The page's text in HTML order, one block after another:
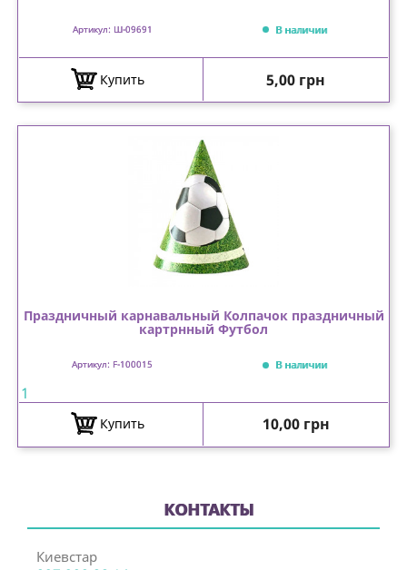
Артикул: Ш-09691 В наличии
Купить Цена
5,00 грн
Праздничный карнавальный Колпачок праздничный
картрнный Футбол
Артикул: F-100015 В наличии
1
Купить Цена
10,00 грн
КОНТАКТЫ
Киевстар